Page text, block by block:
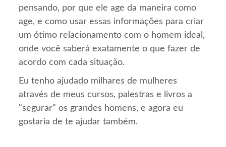
pensando, por que ele age da maneira como
age, e como usar essas informações para criar
um ótimo relacionamento com o homem ideal,
onde você saberá exatamente o que fazer de
acordo com cada situação.
Eu tenho ajudado milhares de mulheres
através de meus cursos, palestras e livros a
"segurar" os grandes homens, e agora eu
gostaria de te ajudar também.